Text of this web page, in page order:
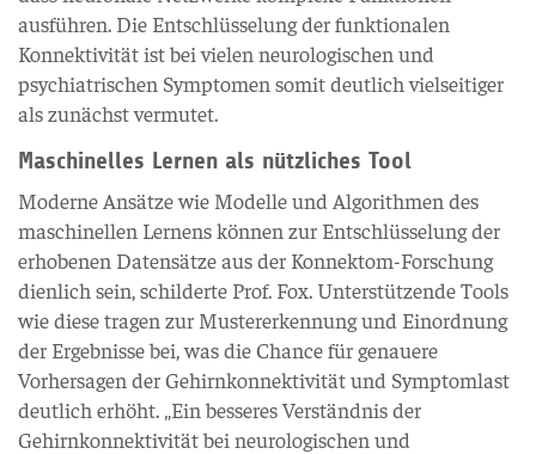
ausführen. Die Entschlüsselung der funktionalen
Konnektivität ist bei vielen neurologischen und
psychiatrischen Symptomen somit deutlich vielseitiger
als zunächst vermutet.
Maschinelles Lernen als nützliches Tool
Moderne Ansätze wie Modelle und Algorithmen des
maschinellen Lernens können zur Entschlüsselung der
erhobenen Datensätze aus der Konnektom-Forschung
dienlich sein, schilderte Prof. Fox. Unterstützende Tools
wie diese tragen zur Mustererkennung und Einordnung
der Ergebnisse bei, was die Chance für genauere
Vorhersagen der Gehirnkonnektivität und Symptomlast
deutlich erhöht. „Ein besseres Verständnis der
Gehirnkonnektivität bei neurologischen und